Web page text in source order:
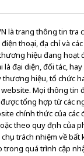
là trang thông tin tra
thoại, địa chỉ và
hiệu đang hoạt
đại diện, đối tác,
thương hiệu, tổ chức
Mọi thông tin
tổng hợp từ các
chính thức của các
theo quy định của
chịu trách nhiệm về
trong quá trình cập